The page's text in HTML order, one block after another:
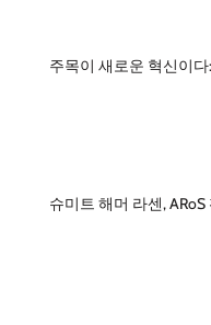
주목이 새로운 혁신이
슈미트 해머 라센, ARoS